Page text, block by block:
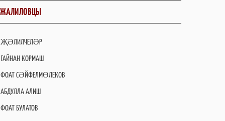
ҖӘЛИЛЧЕЛӘР
ГАЙНАН КОРМАШ
ФОАТ СӘЙФЕЛМӨЛЕКОВ
АБДУЛЛА АЛИШ
ФОАТ БУЛАТОВ